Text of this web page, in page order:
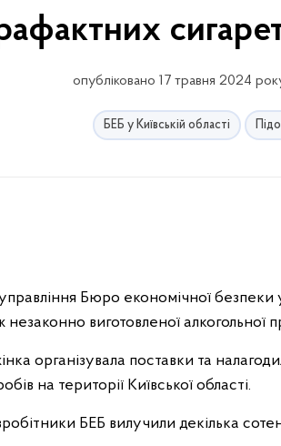
опубліковано 17 травня 2024
БЕБ у Київській області
Бюро економічної безпеки
виготовленої алкогольної
організувала поставки та
на території Київської області.
БЕБ вилучили декілька